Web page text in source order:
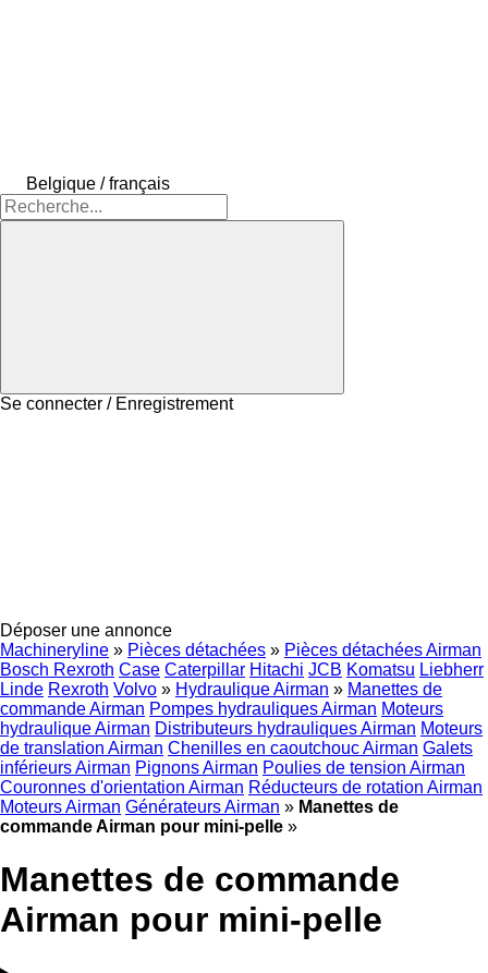
Belgique / français
Se connecter / Enregistrement
Déposer une annonce
Machineryline » Pièces détachées » Pièces détachées Airman
Bosch Rexroth Case Caterpillar Hitachi JCB Komatsu Liebherr
Linde Rexroth Volvo » Hydraulique Airman » Manettes de
commande Airman Pompes hydrauliques Airman Moteurs
hydraulique Airman Distributeurs hydrauliques Airman Moteurs
de translation Airman Chenilles en caoutchouc Airman Galets
inférieurs Airman Pignons Airman Poulies de tension Airman
Couronnes d'orientation Airman Réducteurs de rotation Airman
Moteurs Airman Générateurs Airman » Manettes de
commande Airman pour mini-pelle »
Manettes de commande
Airman pour mini-pelle